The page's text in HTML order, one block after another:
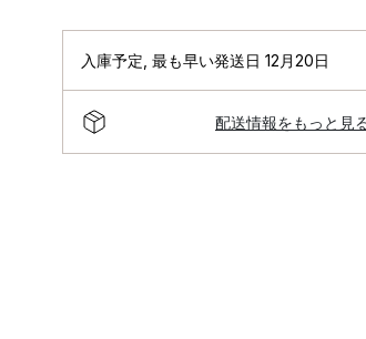
入庫予定 最も早い発送日 12月20日
配送情報をもっと見